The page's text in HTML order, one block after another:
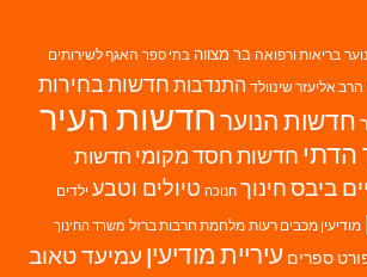
בריאות ורפואה בר מצווה בתי ספר האגף לשירותים
הרב אליעזר שינוולד התנדבות חדשות בחירות
חדשות הנוערחדשות העיר
הדתי חדשות חסד מקומי חדשות
ביבסחינוך חנוכה טיולים וטבע ילדים
מודיעין מכבים רעות מלחמת חרבות ברזל משרד החינוך
ספרים עיריית מודיעין עמיעד טאוב